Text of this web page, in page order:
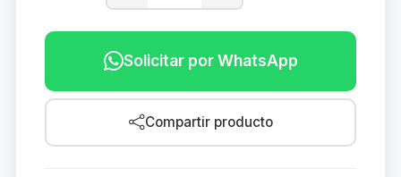
Solicitar por WhatsApp
Compartir producto